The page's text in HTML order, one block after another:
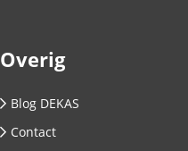
Overig
Blog DEKAS
Contact